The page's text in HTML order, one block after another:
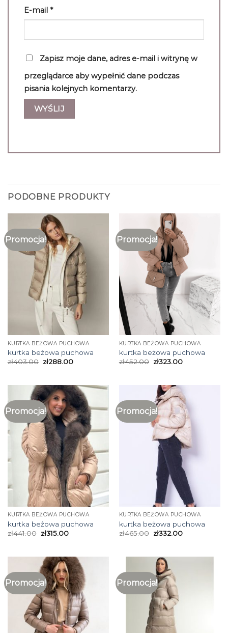
E-mail *
Zapisz moje dane, adres e-mail i witrynę w
przeglądarce aby wypełnić dane podczas
pisania kolejnych komentarzy.
PODOBNE PRODUKTY
Promocja!
KURTKA BEŻOWA PUCHOWA
kurtka beżowa puchowa
zł403.00 zł288.00
Promocja!
KURTKA BEŻOWA PUCHOWA
kurtka beżowa puchowa
zł452.00 zł323.00
Promocja!
KURTKA BEŻOWA PUCHOWA
kurtka beżowa puchowa
zł441.00 zł315.00
Promocja!
KURTKA BEŻOWA PUCHOWA
kurtka beżowa puchowa
zł465.00 zł332.00
Promocja! Promocja!